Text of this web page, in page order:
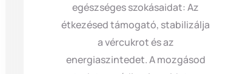
egészséges szokásaidat: Az
étkezésed támogató, stabilizálja
a vércukrot és az
energiaszintedet. A mozgásod